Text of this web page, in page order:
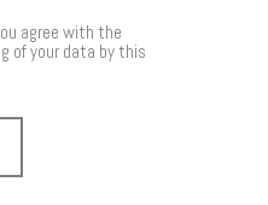
agree with the
of your data by this